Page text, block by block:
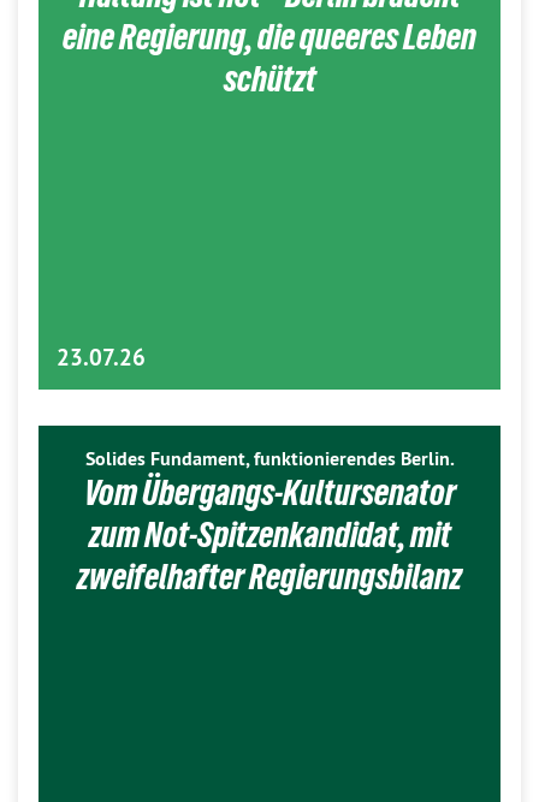
eine Regierung, die queeres Leben
schützt
23.07.26
Solides Fundament, funktionierendes Berlin.
Vom Übergangs-Kultursenator
zum Not-Spitzenkandidat, mit
zweifelhafter Regierungsbilanz